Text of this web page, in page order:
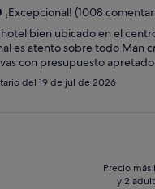
del
ago
al
¡Excepcional! (1008
hotel bien ubicado en el
es atento sobre todo Man
con presupuesto
debes buscar otra opcion"
del 19 de jul de 2026
Precio
y 2